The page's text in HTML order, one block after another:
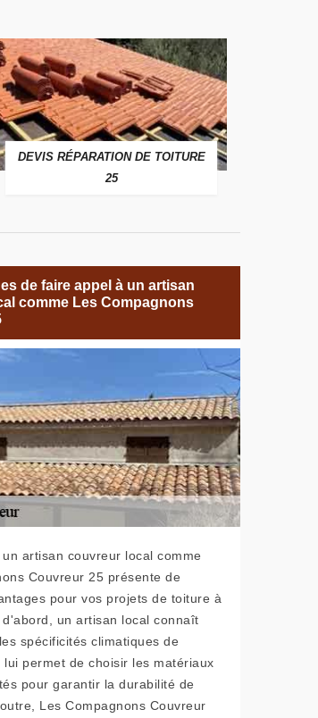
DEVIS RÉPARATION DE TOITURE
25
de faire appel à un artisan
comme Les Compagnons
artisan couvreur local comme
Couvreur 25 présente de
pour vos projets de toiture à
d'abord, un artisan local connaît
spécificités climatiques de
lui permet de choisir les matériaux
pour garantir la durabilité de
Les Compagnons Couvreur